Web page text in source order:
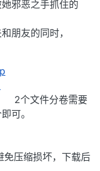
邪恶之手抓住的
朋友的同时，
2个文件分卷需要
可。
免压缩损坏，下载后